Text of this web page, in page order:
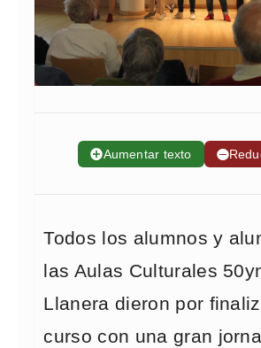
➕Aumentar texto ➖
Todos los alumnos y
las Aulas Culturales
Llanera dieron por
curso con una gran